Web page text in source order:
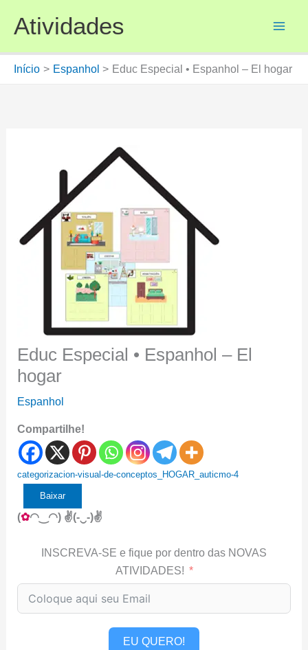
para
conteúdo
Atividades
Início Espanhol Educ Especial • Espanhol – El hogar
Educ Especial • Espanhol – El
hogar
Espanhol
Compartilhe!
categorizacion-visual-de-conceptos_HOGAR_auticmo-4
Baixar
(✿◠‿◠) ✌(-‿-)✌
INSCREVA-SE e fique por dentro das NOVAS
ATIVIDADES!
EU QUERO!